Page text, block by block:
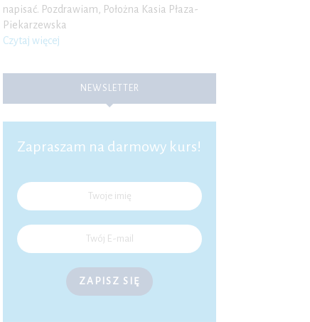
napisać. Pozdrawiam, Położna Kasia Płaza-
Piekarzewska
Czytaj więcej
NEWSLETTER
Zapraszam na darmowy kurs!
ZAPISZ SIĘ